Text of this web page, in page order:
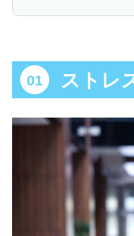
ストレスに対
ストレスの構
ストレスコーピ
1.情動焦点型
2.認知的再評
3.問題焦点型
4.社会的支援
ストレ